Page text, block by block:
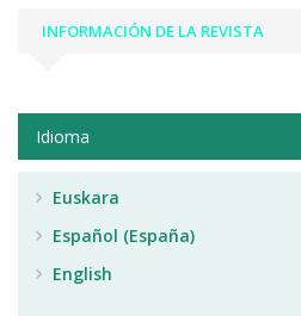
INFORMACIÓN DE LA REVISTA
Idioma
Euskara
Español (España)
English